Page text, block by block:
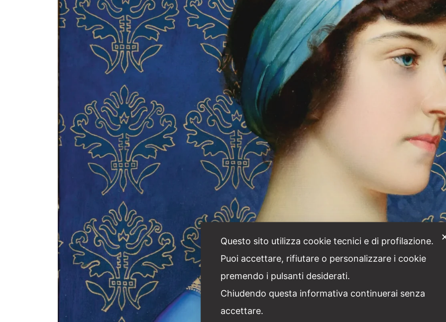
Questo sito utilizza cookie tecnici e di profilazione.
Puoi accettare, rifiutare o personalizzare i cookie
premendo i pulsanti desiderati.
Chiudendo questa informativa continuerai senza
accettare.